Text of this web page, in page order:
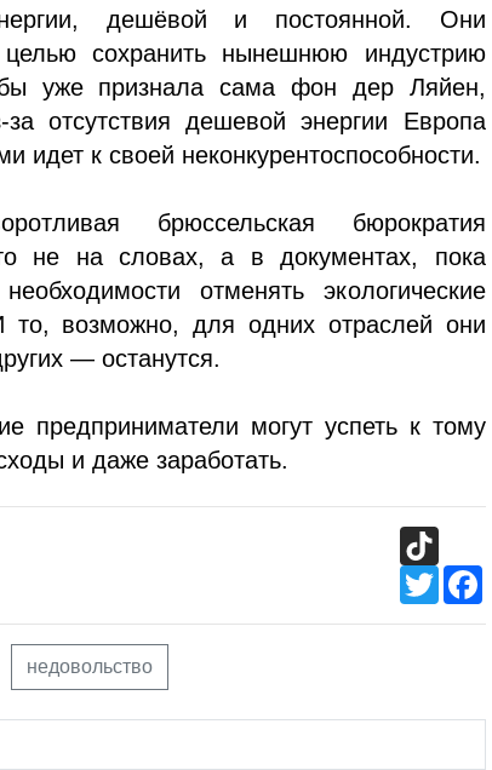
дешёвой и постоянной. Они
сохранить нынешнюю индустрию
уже признала сама фон дер Ляйен,
отсутствия дешевой энергии Европа
идет к своей неконкурентоспособности.
брюссельская бюрократия
не на словах, а в документах, пока
отменять экологические
то, возможно, для одних отраслей они
— останутся.
предприниматели могут успеть к тому
и даже заработать.
TikTok
Twitter
недовольство